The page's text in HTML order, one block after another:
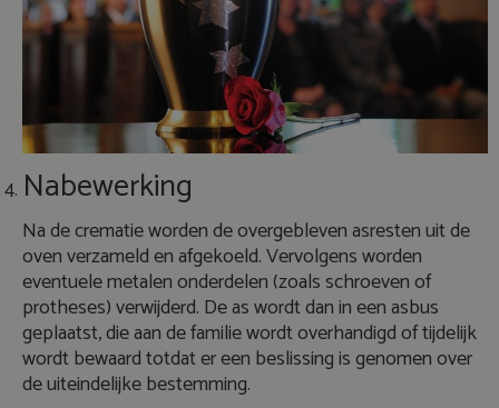
Nabewerking
Na de crematie worden de overgebleven asresten uit de
oven verzameld en afgekoeld. Vervolgens worden
eventuele metalen onderdelen (zoals schroeven of
protheses) verwijderd. De as wordt dan in een asbus
geplaatst, die aan de familie wordt overhandigd of tijdelijk
wordt bewaard totdat er een beslissing is genomen over
de uiteindelijke bestemming.